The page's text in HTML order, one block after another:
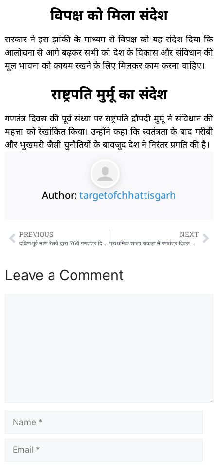
विपक्ष को मिला संदेश
सरकार ने इस झांकी के माध्यम से विपक्ष को यह संदेश दिया कि
आलोचना से आगे बढ़कर सभी को देश के विकास और संविधान की
मूल भावना को कायम रखने के लिए मिलकर काम करना चाहिए।
राष्ट्रपति मुर्मू का संदेश
गणतंत्र दिवस की पूर्व संध्या पर राष्ट्रपति द्रौपदी मुर्मू ने संविधान की
महत्ता को रेखांकित किया। उन्होंने कहा कि स्वतंत्रता के बाद गरीबी
और भुखमरी जैसी चुनौतियों के बावजूद देश ने निरंतर प्रगति की है।
Author: targetofchhattisgarh
PREVIOUS
दक्षिण पूर्व मध्य रेलवे द्वारा 76वें गणतंत्र दिवस पूरी गरिमा के साथ मनाया
NEXT
प्राथमिक शाला सकड़ा में गणतंत्र दिवस का उल्लास, बच्चों की प्रस्तुतियों ने बटोरी सराहना
Leave a Comment